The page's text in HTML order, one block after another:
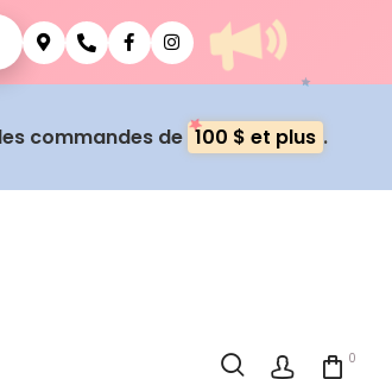
commandes de 100 $ et plus .
0